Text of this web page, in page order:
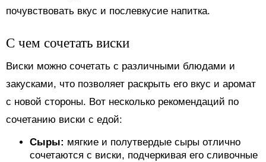
почувствовать вкус и послевкусие напитка.
С чем сочетать виски
Виски можно сочетать с различными блюдами и
закусками, что позволяет раскрыть его вкус и аромат
с новой стороны. Вот несколько рекомендаций по
сочетанию виски с едой:
Сыры: мягкие и полутвердые сыры отлично
сочетаются с виски, подчеркивая его сливочные